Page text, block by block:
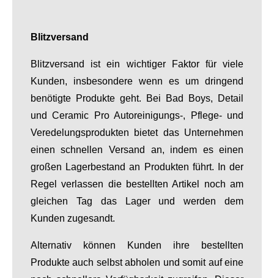
Blitzversand
Blitzversand ist ein wichtiger Faktor für viele
Kunden, insbesondere wenn es um dringend
benötigte Produkte geht. Bei Bad Boys, Detail
und Ceramic Pro Autoreinigungs-, Pflege- und
Veredelungsprodukten bietet das Unternehmen
einen schnellen Versand an, indem es einen
großen Lagerbestand an Produkten führt. In der
Regel verlassen die bestellten Artikel noch am
gleichen Tag das Lager und werden dem
Kunden zugesandt.
Alternativ können Kunden ihre bestellten
Produkte auch selbst abholen und somit auf eine